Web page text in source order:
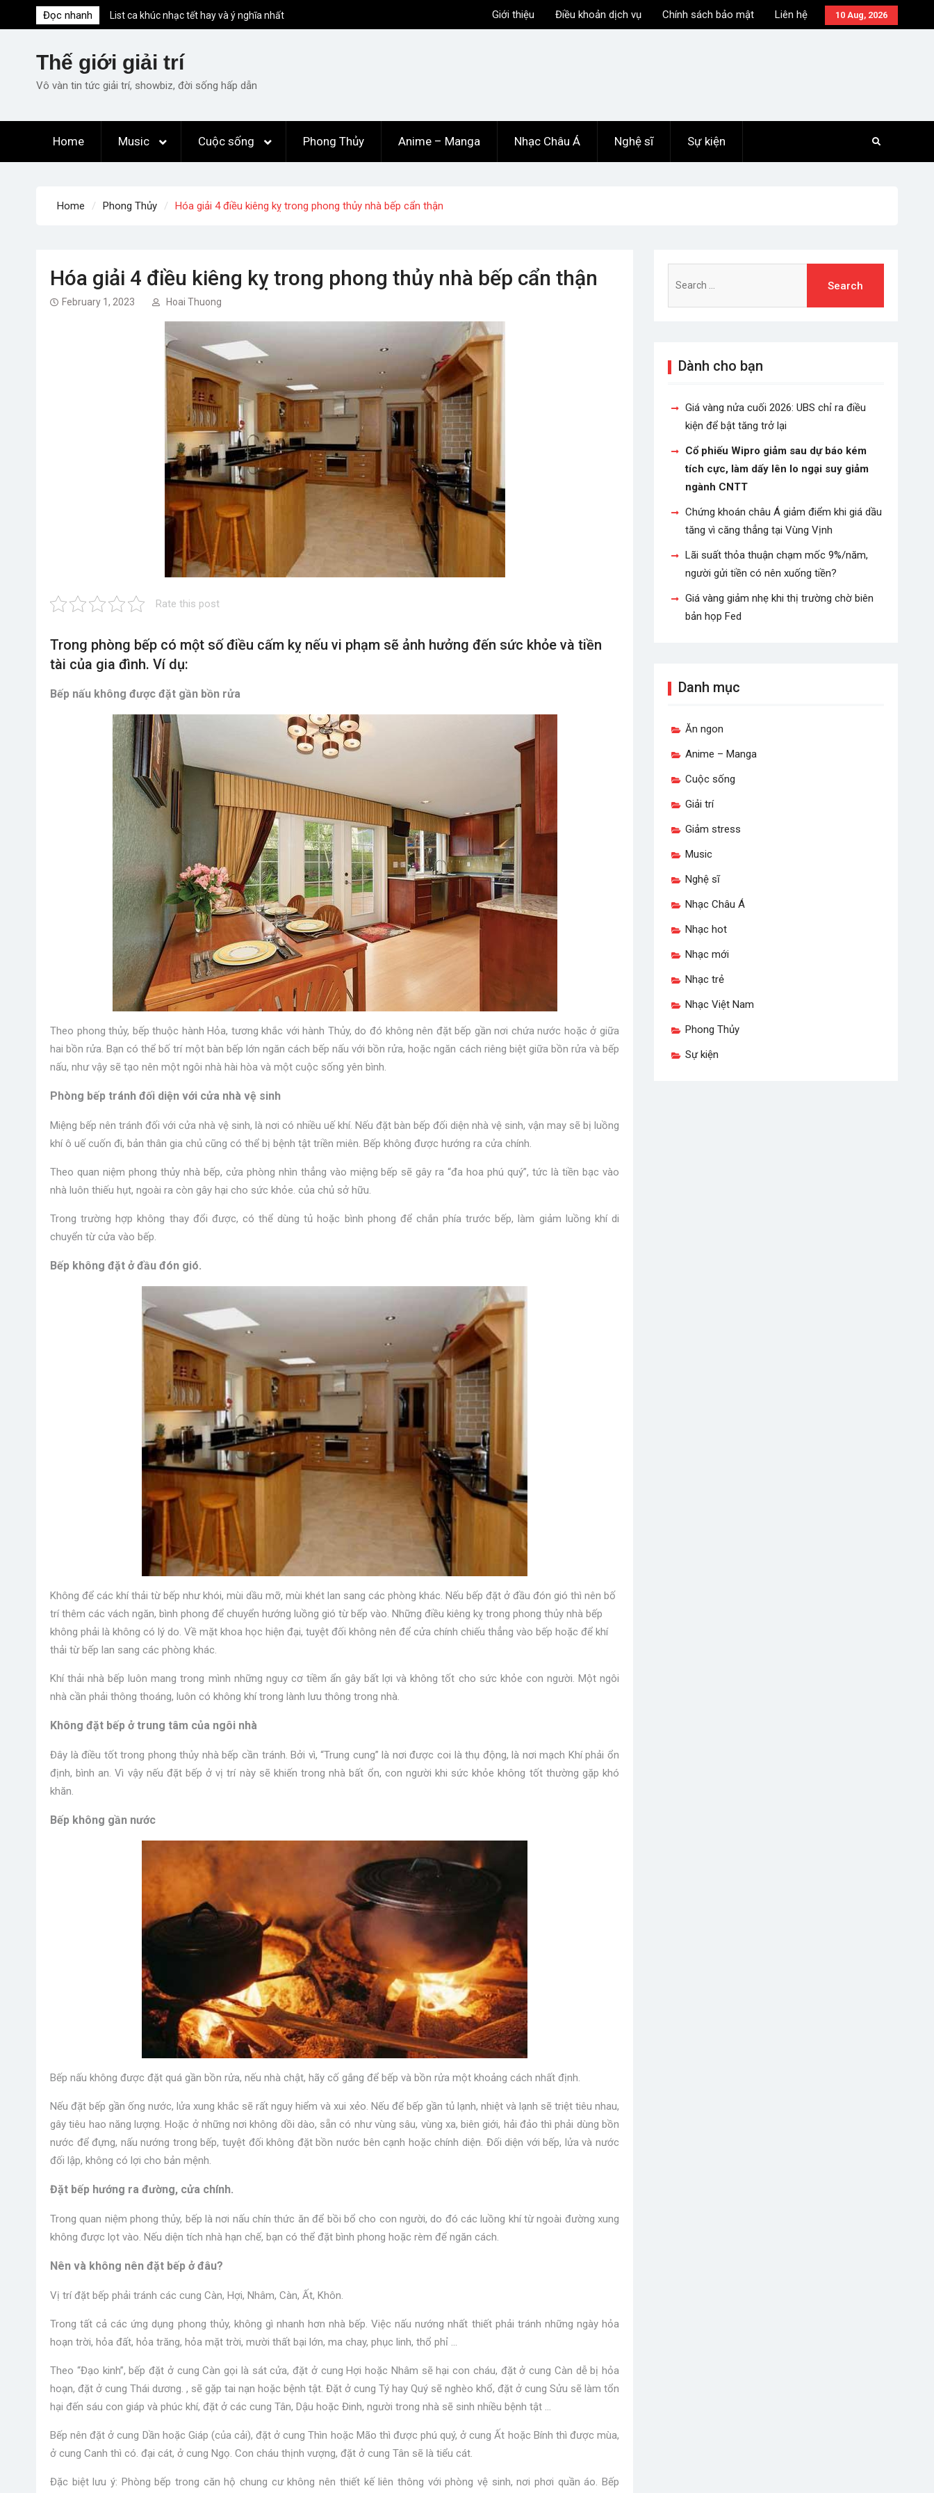
to
10 Aug, 2026
Giới thiệu Điều khoản dịch vụ Chính sách bảo mật Liên hệ
Đọc nhanh
List ca khúc nhạc tết hay và ý nghĩa nhất
mỗi dịp xuân về
comeback “ngoạn mục” với triệu view
Những ca khúc nhạc xuân “sặc mùi” quảng
Lời bài hát Chúng Ta của Hiện Tại – Sơn
Tùng M-TP – Full lyrics bản chuẩn
Thế giới giải trí
Vô vàn tin tức giải trí, showbiz, đời sống hấp dẫn
Home Music Cuộc sống Phong Thủy Anime – Manga Nhạc Châu Á Nghệ sĩ Sự kiện
Home Phong Thủy Hóa giải 4 điều kiêng kỵ trong phong thủy nhà bếp cẩn thận
Hóa giải 4 điều kiêng kỵ trong phong thủy nhà bếp cẩn thận
February 1, 2023 Hoai Thuong
Rate this post
Trong phòng bếp có một số điều cấm kỵ nếu vi phạm sẽ ảnh hưởng đến sức khỏe và tiền
tài của gia đình. Ví dụ:
Bếp nấu không được đặt gần bồn rửa
Theo phong thủy, bếp thuộc hành Hỏa, tương khắc với hành Thủy, do đó không nên đặt bếp gần nơi chứa nước hoặc ở giữa
hai bồn rửa. Bạn có thể bố trí một bàn bếp lớn ngăn cách bếp nấu với bồn rửa, hoặc ngăn cách riêng biệt giữa bồn rửa và bếp
nấu, như vậy sẽ tạo nên một ngôi nhà hài hòa và một cuộc sống yên bình.
Phòng bếp tránh đối diện với cửa nhà vệ sinh
Miệng bếp nên tránh đối với cửa nhà vệ sinh, là nơi có nhiều uế khí. Nếu đặt bàn bếp đối diện nhà vệ sinh, vận may sẽ bị luồng
khí ô uế cuốn đi, bản thân gia chủ cũng có thể bị bệnh tật triền miên. Bếp không được hướng ra cửa chính.
Theo quan niệm phong thủy nhà bếp, cửa phòng nhìn thẳng vào miệng bếp sẽ gây ra “đa hoa phú quý”, tức là tiền bạc vào
nhà luôn thiếu hụt, ngoài ra còn gây hại cho sức khỏe. của chủ sở hữu.
Trong trường hợp không thay đổi được, có thể dùng tủ hoặc bình phong để chắn phía trước bếp, làm giảm luồng khí di
chuyển từ cửa vào bếp.
Bếp không đặt ở đầu đón gió.
Không để các khí thải từ bếp như khói, mùi dầu mỡ, mùi khét lan sang các phòng khác. Nếu bếp đặt ở đầu đón gió thì nên bố
trí thêm các vách ngăn, bình phong để chuyển hướng luồng gió từ bếp vào. Những điều kiêng kỵ trong phong thủy nhà bếp
không phải là không có lý do. Về mặt khoa học hiện đại, tuyệt đối không nên để cửa chính chiếu thẳng vào bếp hoặc để khí
thải từ bếp lan sang các phòng khác.
Khí thải nhà bếp luôn mang trong mình những nguy cơ tiềm ẩn gây bất lợi và không tốt cho sức khỏe con người. Một ngôi
nhà cần phải thông thoáng, luôn có không khí trong lành lưu thông trong nhà.
Không đặt bếp ở trung tâm của ngôi nhà
Đây là điều tốt trong phong thủy nhà bếp cần tránh. Bởi vì, “Trung cung” là nơi được coi là thụ động, là nơi mạch Khí phải ổn
định, bình an. Vì vậy nếu đặt bếp ở vị trí này sẽ khiến trong nhà bất ổn, con người khi sức khỏe không tốt thường gặp khó
khăn.
Bếp không gần nước
Bếp nấu không được đặt quá gần bồn rửa, nếu nhà chật, hãy cố gắng để bếp và bồn rửa một khoảng cách nhất định.
Nếu đặt bếp gần ống nước, lửa xung khắc sẽ rất nguy hiểm và xui xẻo. Nếu để bếp gần tủ lạnh, nhiệt và lạnh sẽ triệt tiêu nhau,
gây tiêu hao năng lượng. Hoặc ở những nơi không dồi dào, sẵn có như vùng sâu, vùng xa, biên giới, hải đảo thì phải dùng bồn
nước để đựng, nấu nướng trong bếp, tuyệt đối không đặt bồn nước bên cạnh hoặc chính diện. Đối diện với bếp, lửa và nước
đối lập, không có lợi cho bản mệnh.
Đặt bếp hướng ra đường, cửa chính.
Trong quan niệm phong thủy, bếp là nơi nấu chín thức ăn để bồi bổ cho con người, do đó các luồng khí từ ngoài đường xung
không được lọt vào. Nếu diện tích nhà hạn chế, bạn có thể đặt bình phong hoặc rèm để ngăn cách.
Nên và không nên đặt bếp ở đâu?
Vị trí đặt bếp phải tránh các cung Càn, Hợi, Nhâm, Càn, Ất, Khôn.
Trong tất cả các ứng dụng phong thủy, không gì nhanh hơn nhà bếp. Việc nấu nướng nhất thiết phải tránh những ngày hỏa
hoạn trời, hỏa đất, hỏa trăng, hỏa mặt trời, mười thất bại lớn, ma chay, phục linh, thổ phỉ …
Theo “Đạo kinh”, bếp đặt ở cung Càn gọi là sát cửa, đặt ở cung Hợi hoặc Nhâm sẽ hại con cháu, đặt ở cung Càn dễ bị hỏa
hoạn, đặt ở cung Thái dương. , sẽ gặp tai nạn hoặc bệnh tật. Đặt ở cung Tý hay Quý sẽ nghèo khổ, đặt ở cung Sửu sẽ làm tổn
hại đến sáu con giáp và phúc khí, đặt ở các cung Tân, Dậu hoặc Đinh, người trong nhà sẽ sinh nhiều bệnh tật …
Bếp nên đặt ở cung Dần hoặc Giáp (của cải), đặt ở cung Thìn hoặc Mão thì được phú quý, ở cung Ất hoặc Bính thì được mùa,
ở cung Canh thì có. đại cát, ở cung Ngọ. Con cháu thịnh vượng, đặt ở cung Tân sẽ là tiểu cát.
Đặc biệt lưu ý: Phòng bếp trong căn hộ chung cư không nên thiết kế liên thông với phòng vệ sinh, nơi phơi quần áo. Bếp
for:
Dành cho bạn
Giá vàng nửa cuối 2026: UBS chỉ ra điều
kiện để bật tăng trở lại
Cổ phiếu Wipro giảm sau dự báo kém
tích cực, làm dấy lên lo ngại suy giảm
ngành CNTT
Chứng khoán châu Á giảm điểm khi giá dầu
tăng vì căng thẳng tại Vùng Vịnh
Lãi suất thỏa thuận chạm mốc 9%/năm,
người gửi tiền có nên xuống tiền?
Giá vàng giảm nhẹ khi thị trường chờ biên
bản họp Fed
Danh mục
Ăn ngon
Anime – Manga
Cuộc sống
Giải trí
Giảm stress
Music
Nghệ sĩ
Nhạc Châu Á
Nhạc hot
Nhạc mới
Nhạc trẻ
Nhạc Việt Nam
Phong Thủy
Sự kiện